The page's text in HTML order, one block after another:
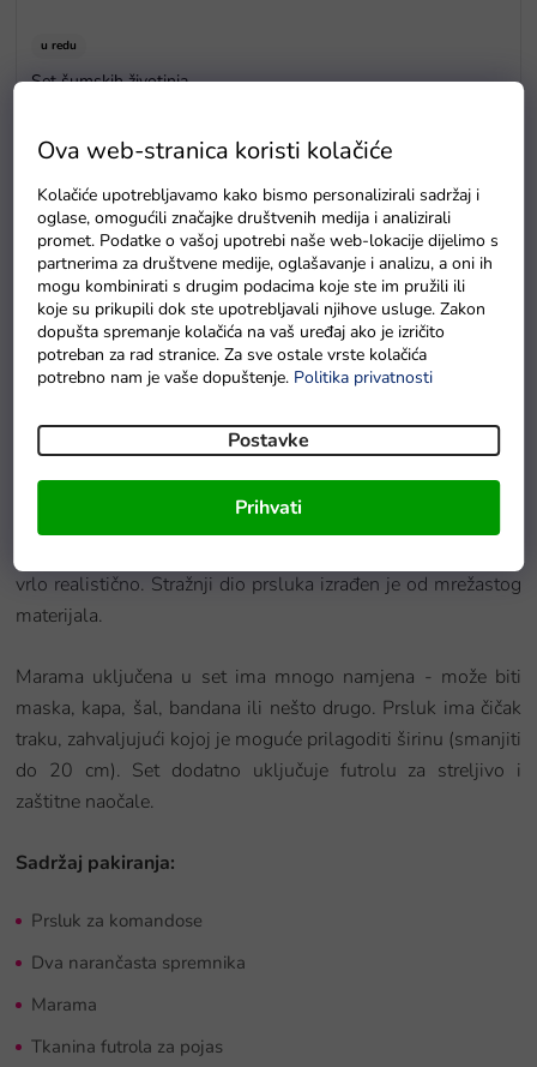
Ova web-stranica koristi kolačiće
Kolačiće upotrebljavamo kako bismo personalizirali sadržaj i
oglase, omogućili značajke društvenih medija i analizirali
promet. Podatke o vašoj upotrebi naše web-lokacije dijelimo s
partnerima za društvene medije, oglašavanje i analizu, a oni ih
mogu kombinirati s drugim podacima koje ste im pružili ili
koje su prikupili dok ste upotrebljavali njihove usluge. Zakon
dopušta spremanje kolačića na vaš uređaj ako je izričito
potreban za rad stranice. Za sve ostale vrste kolačića
potrebno nam je vaše dopuštenje. Politika privatnosti
Postavke
Prihvati
u redu
Set šumskih životinja
Detaljan opis proizvoda
Vojni prsluk s mecima i dodacima osvojit će srce svakog
malog heroja. Omogućit će vam igranje uloge u ovoj
profesiji, kao i pripremu za vaš posao iz snova. Kostim će biti
prikladan ne samo za zabavne igre kod kuće, već i za
Ovaj set je za svakog pravog heroja, a dodaci su kvalitetno
izrađeni, što se vidi ne samo u kvaliteti već i u reprodukciji
stvarnih objekata. Vojni prsluk ima džep, izrađen je u crnoj
vrlo realistično. Stražnji dio prsluka izrađen je od mrežastog
materijala.
Marama uključena u set ima mnogo namjena - može biti
maska, kapa, šal, bandana ili nešto drugo. Prsluk ima čičak
traku, zahvaljujući kojoj je moguće prilagoditi širinu (smanjiti
do 20 cm). Set dodatno uključuje futrolu za streljivo i
zaštitne naočale.
Sadržaj pakiranja:
Prsluk za komandose
Dva narančasta spremnika
Marama
Tkanina futrola za pojas